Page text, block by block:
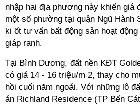
nhập hai địa phương này khiến giá
một số phường tại quận Ngũ Hành
ki ốt tư vấn bất động sản hoạt
giáp ranh.
Tại Bình Dương, đất nền KĐT
có giá 14 - 16 triệu/m 2, thay cho
hồi cuối năm ngoái. Với những lô
án Richland Residence (TP Bến